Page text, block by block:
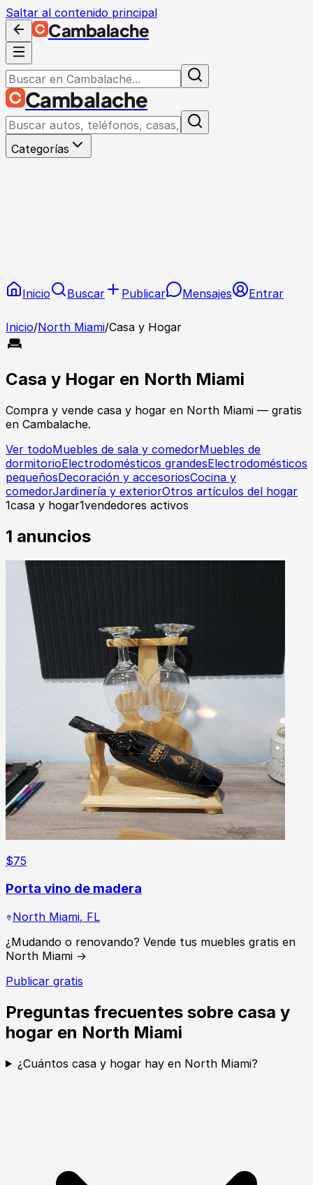
Saltar al contenido principal
Cambalache
Cambalache
Categorías
Inicio Buscar Publicar Mensajes Entrar
Inicio/North Miami/Casa y Hogar
Casa y Hogar en North Miami
Compra y vende casa y hogar en North Miami — gratis
en Cambalache.
Ver todoMuebles de sala y comedorMuebles de
dormitorioElectrodomésticos grandesElectrodomésticos
pequeñosDecoración y accesoriosCocina y
comedorJardinería y exteriorOtros artículos del hogar
1casa y hogar1vendedores activos
1 anuncios
$75
Porta vino de madera
North Miami, FL
¿Mudando o renovando? Vende tus muebles gratis en
North Miami →
Publicar gratis
Preguntas frecuentes sobre casa y
hogar en North Miami
¿Cuántos casa y hogar hay en North Miami?